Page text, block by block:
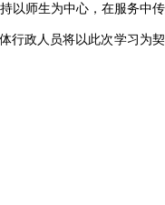
以师生为中心，在服务中传
政人员将以此次学习为